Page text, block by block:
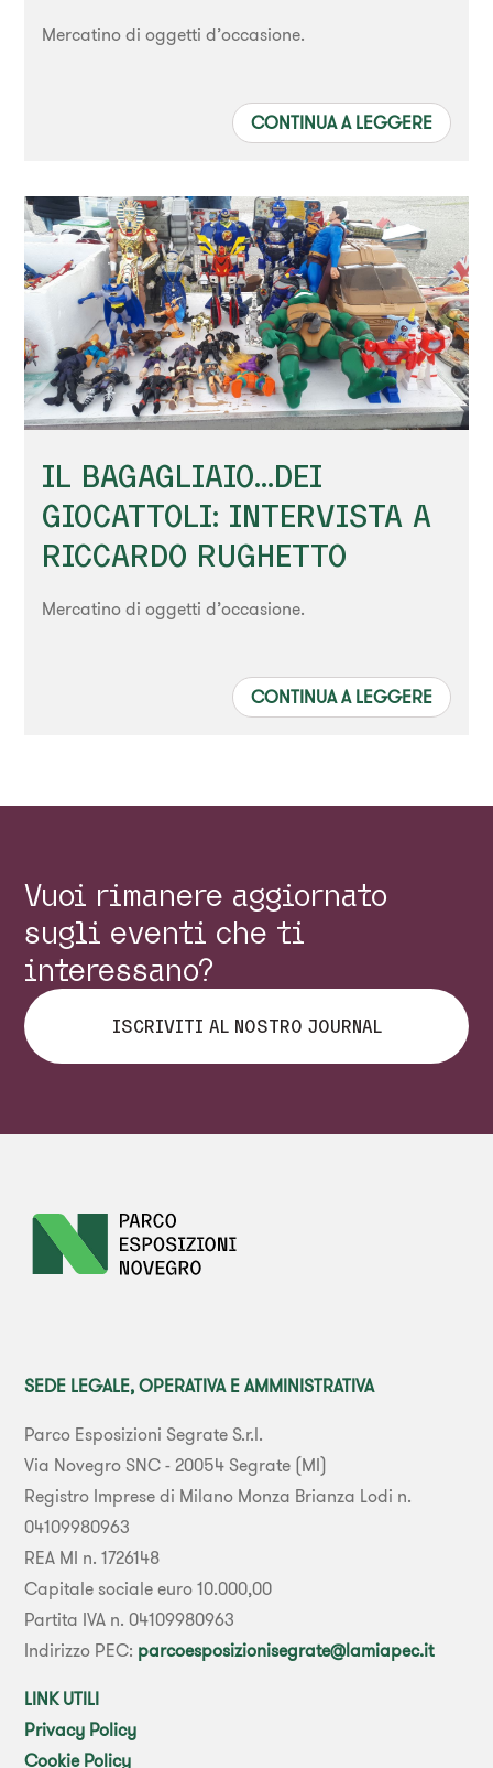
Mercatino di oggetti d’occasione.
CONTINUA A LEGGERE
IL BAGAGLIAIO...DEI
GIOCATTOLI: INTERVISTA A
RICCARDO RUGHETTO
Mercatino di oggetti d’occasione.
CONTINUA A LEGGERE
Vuoi rimanere aggiornato
sugli eventi che ti
interessano?
ISCRIVITI AL NOSTRO JOURNAL
SEDE LEGALE, OPERATIVA E AMMINISTRATIVA
Parco Esposizioni Segrate S.r.l.
Via Novegro SNC - 20054 Segrate (MI)
Registro Imprese di Milano Monza Brianza Lodi n.
04109980963
REA MI n. 1726148
Capitale sociale euro 10.000,00
Partita IVA n. 04109980963
Indirizzo PEC: parcoesposizionisegrate@lamiapec.it
LINK UTILI
Privacy Policy
Cookie Policy